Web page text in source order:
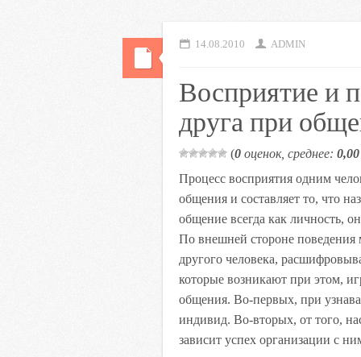
14.08.2010 ADMIN
Восприятие и
друга при
(0 оценок, среднее: 0,00
Процесс восприятия одним
общения и составляет то, что
общение всегда как личность,
По внешней стороне
другого человека,
которые возникают при этом,
общения. Во-первых, при
индивид. Во-вторых, от того,
зависит успех организации с